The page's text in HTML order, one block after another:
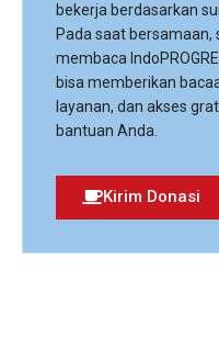
bekerja berdasarkan
Pada saat bersamaan,
membaca
bisa memberikan
layanan, dan akses
bantuan Anda.
Kirim Donasi